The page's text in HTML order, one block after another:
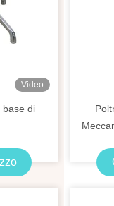
Video
base di